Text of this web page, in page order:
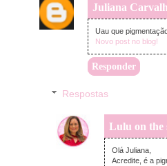
Juliana
Uau que
Novo post no blog!
Responder
Respostas
Lulu on the
Olá Juliana,
Acredite, é a